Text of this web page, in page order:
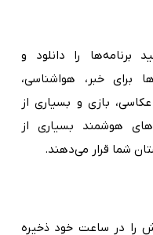
برنامه‌ها را دانلود و
برای خبر، هواشناسی،
بازی و بسیاری از
هوشمند بسیاری از
شما قرار می‌دهند.
را در ساعت‌ خود ذخیره